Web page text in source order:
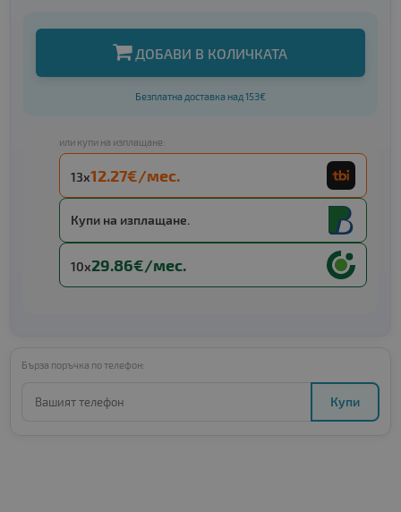
ДОБАВИ В КОЛИЧКАТА
Безплатна доставка над 153€
или купи на изплащане:
13x12.27€/мес.
Купи на изплащане.
10x29.86€/мес.
Бърза поръчка по телефон:
Купи